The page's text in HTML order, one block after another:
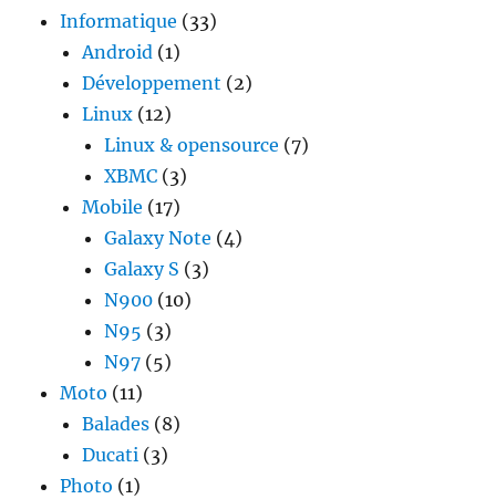
Informatique (33)
Android (1)
Développement (2)
Linux (12)
Linux & opensource (7)
XBMC (3)
Mobile (17)
Galaxy Note (4)
Galaxy S (3)
N900 (10)
N95 (3)
N97 (5)
Moto (11)
Balades (8)
Ducati (3)
Photo (1)